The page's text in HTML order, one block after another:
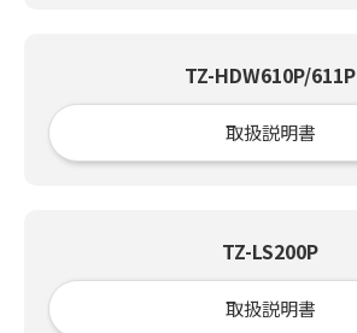
TZ-HDW610P/611P
取扱説明書
TZ-LS200P
取扱説明書